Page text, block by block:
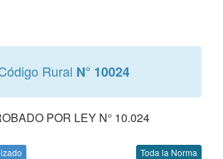
Rural N° 10024
POR LEY N° 10.024
Toda la Norma